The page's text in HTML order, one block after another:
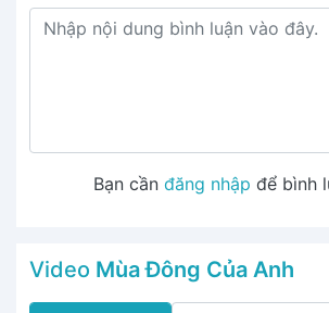
Bạn cần đăng nhập để bình
Video Mùa Đông Của Anh